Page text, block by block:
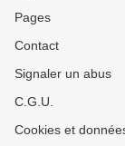
Pages
Contact
Signaler un abus
C.G.U.
Cookies et